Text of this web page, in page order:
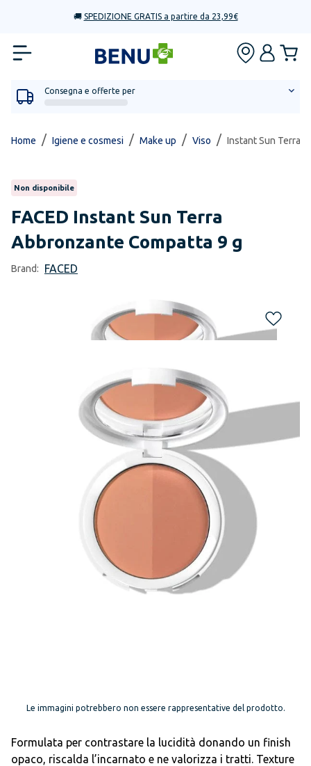
🚚 SPEDIZIONE GRATIS a partire da 23,99€
Consegna e offerte per
Home / Igiene e cosmesi / Make up / Viso / Instant Sun Terra
Non disponibile
FACED Instant Sun Terra
Abbronzante Compatta 9 g
Brand: FACED
Le immagini potrebbero non essere rappresentative del prodotto.
Formulata per contrastare la lucidità donando un finish
opaco, riscalda l’incarnato e ne valorizza i tratti. Texture